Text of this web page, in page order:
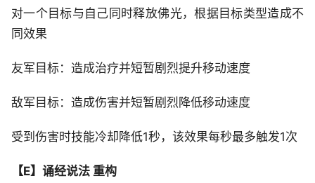
对一个目标与自己同时释放佛光，根据目标类型造成不
同效果
友军目标：造成治疗并短暂剧烈提升移动速度
敌军目标：造成伤害并短暂剧烈降低移动速度
受到伤害时技能冷却降低1秒，该效果每秒最多触发1次
【E】诵经说法 重构